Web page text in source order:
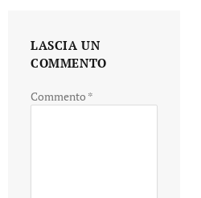
LASCIA UN
COMMENTO
Commento *